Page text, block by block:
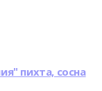
пихта, сосна